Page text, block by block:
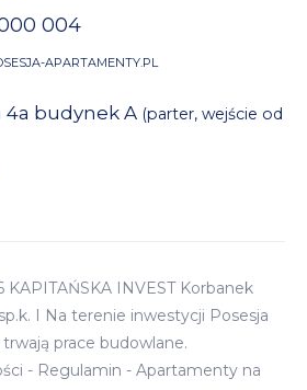
004
APARTAMENTY.PL
4a budynek A (parter, wejście od
INVEST Korbanek
I Na terenie inwestycji Posesja
trwają prace budowlane.
- Regulamin - Apartamenty na